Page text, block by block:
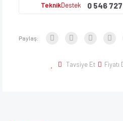
TeknikDestek 0 546
Paylaş:
Tavsiye Et Fiyatı